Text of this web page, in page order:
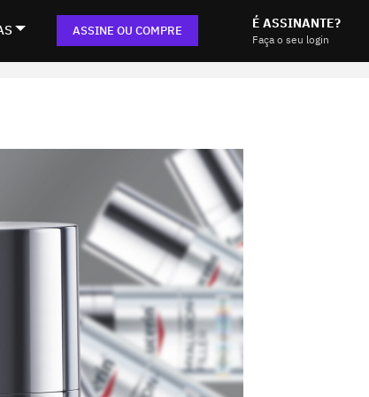
ASSINE OU COMPRE É ASSINANTE?
Faça o seu login